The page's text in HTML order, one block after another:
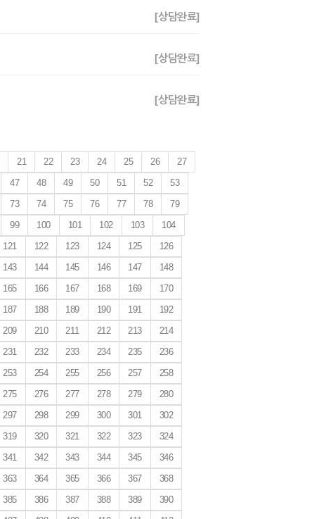
[상담완료]
[상담완료]
[상담완료]
21 22 23 24 25 26
27
47 48 49 50 51 52
53
73 74 75 76 77 78
79
99 100 101 102 103
104
121 122 123 124 125
126
143 144 145 146 147
148
165 166 167 168 169
170
187 188 189 190 191
192
209 210 211 212 213
214
231 232 233 234 235
236
253 254 255 256 257
258
275 276 277 278 279
280
297 298 299 300 301
302
319 320 321 322 323
324
341 342 343 344 345
346
363 364 365 366 367
368
385 386 387 388 389
390